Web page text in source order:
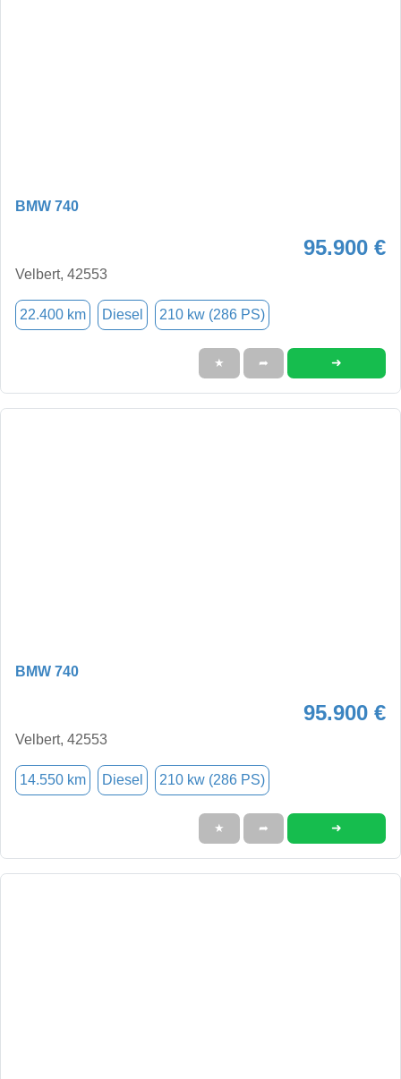
BMW 740
95.900 €
Velbert, 42553
22.400 km Diesel 210 kw (286 PS)
★ ➦ ➜
BMW 740
95.900 €
Velbert, 42553
14.550 km Diesel 210 kw (286 PS)
★ ➦ ➜